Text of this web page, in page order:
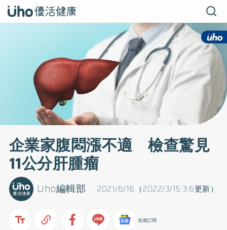
企業家腹悶漲不適 檢查驚見
11公分肝腫瘤
2021/6/16（2022/3/15 3:6更新）
Uho編輯部
追蹤訂閱